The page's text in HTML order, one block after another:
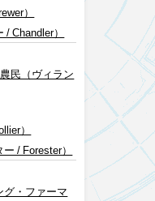
）
Chandler）
民（ヴィラン
）
/ Forester）
グ・ファーマ